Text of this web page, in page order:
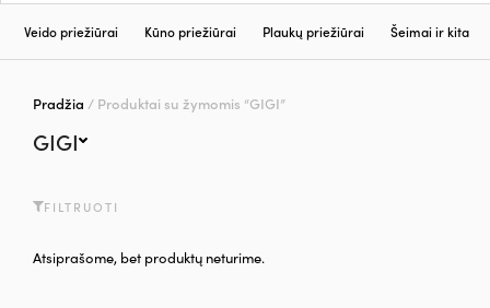
Veido priežiūrai Kūno priežiūrai Plaukų priežiūrai Šeimai ir kita
Pradžia / Produktai su žymomis “GIGI”
GIGI
FILTRUOTI
Atsiprašome, bet produktų neturime.